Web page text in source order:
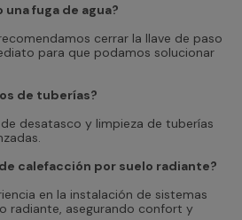
fuga de agua?
cerrar la llave de paso
para que podamos solucionar
de tuberías?
desatasco y limpieza de tuberías
calefacción por suelo radiante?
en la instalación de sistemas
radiante, asegurando confort y